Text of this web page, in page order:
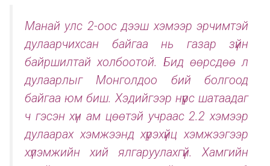
Манай улс 2-оос дээш хэмээр эрчимтэй
дулаарчихсан байгаа нь газар зүйн
байршилтай холбоотой. Бид өөрсдөө л
дулаарлыг Монголдоо бий болгоод
байгаа юм биш. Хэдийгээр нүүрс шатаадаг
ч гэсэн хүн ам цөөтэй учраас 2.2 хэмээр
дулаарах хэмжээнд хүрэхүйц хэмжээгээр
хүлэмжийн хий ялгаруулахгүй. Хамгийн